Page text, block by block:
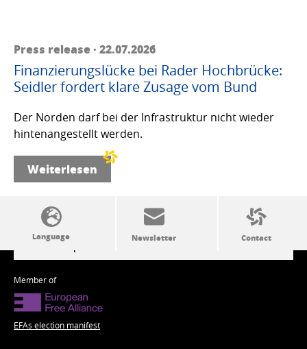
Press release · 22.07.2026
Finanzierungslücke bei Rader Hochbrücke:
Seidler fordert klare Zusage vom Bund
Der Norden darf bei der Infrastruktur nicht wieder
hintenangestellt werden.
Weiterlesen
SSW politics from A to Z
Member of
EFAs election manifest